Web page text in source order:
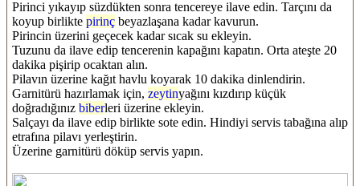
Pirinci yıkayıp süzdükten sonra tencereye ilave edin. Tarçını da
koyup birlikte pirinç beyazlaşana kadar kavurun.
Pirincin üzerini geçecek kadar sıcak su ekleyin.
Tuzunu da ilave edip tencerenin kapağını kapatın. Orta ateşte 20
dakika pişirip ocaktan alın.
Pilavın üzerine kağıt havlu koyarak 10 dakika dinlendirin.
Garnitürü hazırlamak için, zeytinyağını kızdırıp küçük
doğradığınız biberleri üzerine ekleyin.
Salçayı da ilave edip birlikte sote edin. Hindiyi servis tabağına alıp
etrafına pilavı yerleştirin.
Üzerine garnitürü döküp servis yapın.